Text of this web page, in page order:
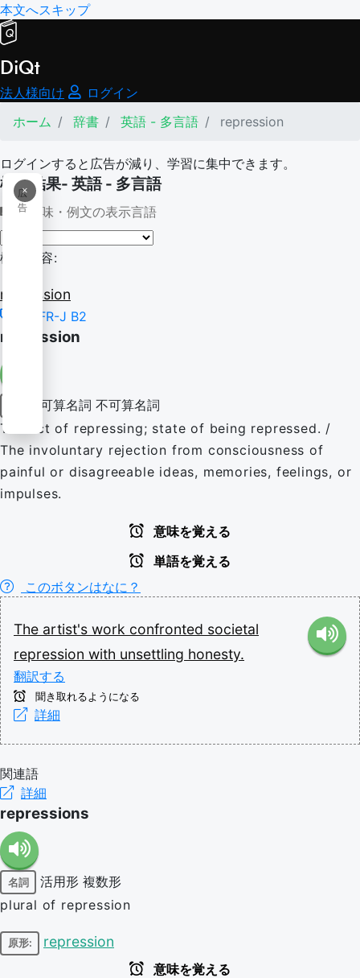
本文へスキップ
DiQt
法人様向け
ログイン
ホーム
辞書 英語 - 多言語 repression
ログインすると広告が減り、学習に集中できます。
×
広
告
検索結果- 英語 - 多言語
意味・例文の表示言語
検索内容:
repression
CEFR-J B2
repression
可算名詞 不可算名詞
The act of repressing; state of being repressed. /
The involuntary rejection from consciousness of
painful or disagreeable ideas, memories, feelings, or
impulses.
意味を覚える
単語を覚える
このボタンはなに？
The artist's work confronted societal
repression with unsettling honesty.
翻訳する
聞き取れるようになる
詳細
関連語
詳細
repressions
名詞 活用形 複数形
plural of repression
原形: repression
意味を覚える